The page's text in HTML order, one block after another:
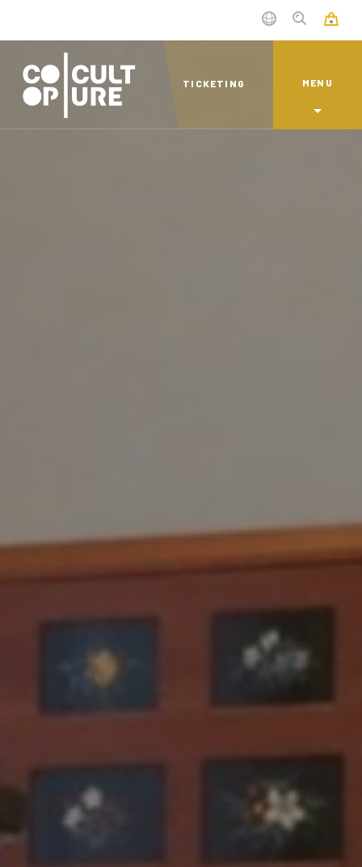
TICKETING MENU